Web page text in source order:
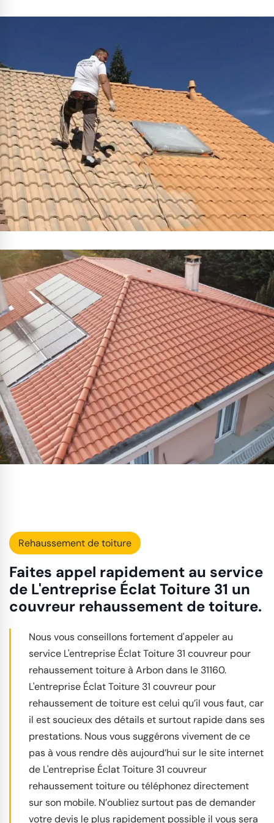
Rehaussement de toiture
Faites appel rapidement au service
de L'entreprise Éclat Toiture 31 un
couvreur rehaussement de toiture.
Nous vous conseillons fortement d'appeler au
service L'entreprise Éclat Toiture 31 couvreur pour
rehaussement toiture à Arbon dans le 31160.
L'entreprise Éclat Toiture 31 couvreur pour
rehaussement de toiture est celui qu’il vous faut, car
il est soucieux des détails et surtout rapide dans ses
prestations. Nous vous suggérons vivement de ce
pas à vous rendre dès aujourd’hui sur le site internet
de L'entreprise Éclat Toiture 31 couvreur
rehaussement toiture ou téléphonez directement
sur son mobile. N’oubliez surtout pas de demander
votre devis le plus rapidement possible il vous sera